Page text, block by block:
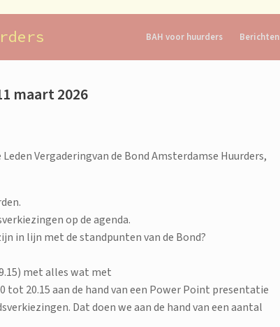
BAH voor huurders Berichten
maart 2026
Vergaderingvan de Bond Amsterdamse Huurders,
op de agenda.
in lijn met de standpunten van de Bond?
met alles wat met
tot 20.15 aan de hand van een Power Point presentatie
Dat doen we aan de hand van een aantal